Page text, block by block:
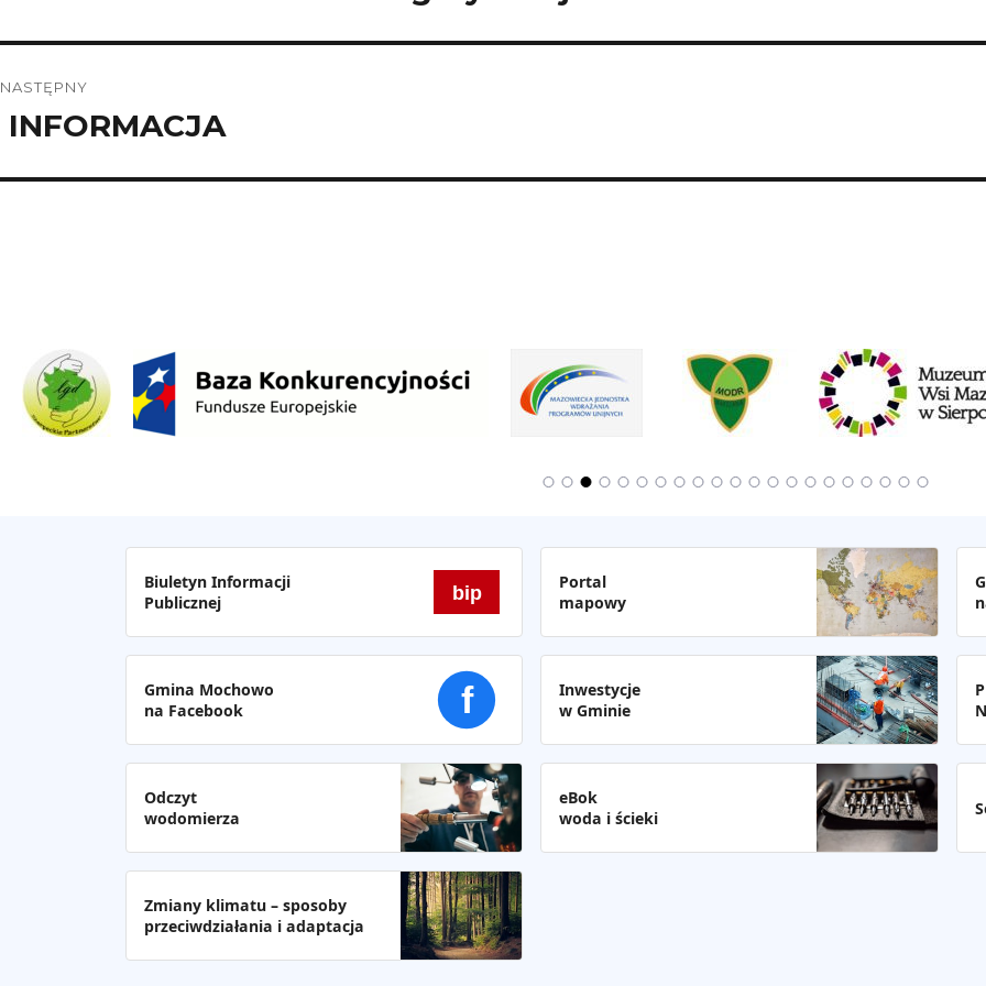
NASTĘPNY
Następny
INFORMACJA
Biuletyn Informacji
Publicznej
bip
Portal
mapowy
Gmina Mochowo
na Facebook
f
Inwestycje
w Gminie
Odczyt
wodomierza
eBok
woda i ścieki
Zmiany klimatu – sposoby
przeciwdziałania i adaptacja